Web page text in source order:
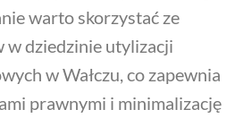
warto skorzystać ze
w dziedzinie utylizacji
w Wałczu, co zapewnia
prawnymi i minimalizację